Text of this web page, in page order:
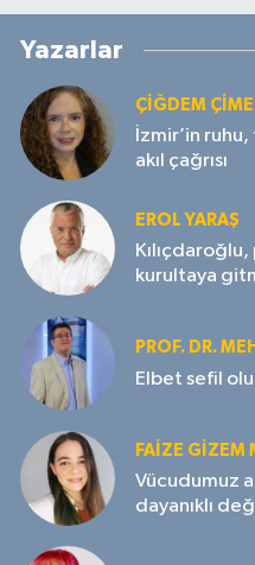
Yazarlar
ÇIĞDEM
İzmir’in
akıl çağrısı
EROL YARAŞ
kurultaya
PROF. DR.
Elbet sefil
FAIZE GIZEM
Vücudumuz
dayanıklı